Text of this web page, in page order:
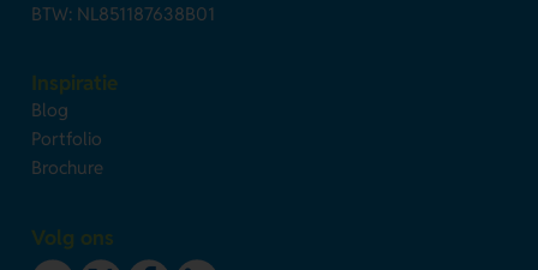
BTW: NL851187638B01
Inspiratie
Blog
Portfolio
Brochure
Volg ons